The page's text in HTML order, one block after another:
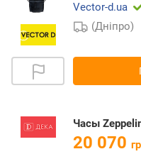
Vector-d.ua
(Дніпро)
Часы
20 070